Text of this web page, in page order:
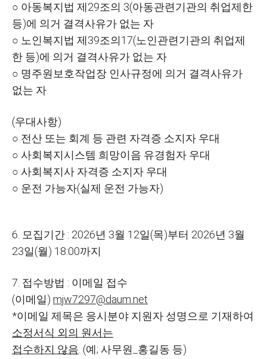
○ 아동복지법 제29조의 3(아동관련기관의 취업제한
등)에 의거 결격사유가 없는 자
○ 노인복지법 제39조의17(노인관련기관의 취업제
한 등)에 의거 결격사유가 없는 자
○ 명주원보호작업장 인사규정에 의거 결격사유가
없는 자
(우대사항)
○ 전산 또는 회계 등 관련 자격증 소지자 우대
○ 사회복지시스템 희망이음 유경험자 우대
○ 사회복지사 자격증 소지자 우대
○ 운전 가능자(실제 운전 가능자)
6. 모집기간 : 2026년 3월 12일(목)부터 2026년 3월
23일(월) 18:00까지
7. 접수방법 : 이메일 접수
(이메일) mjw7297@daum.net
*이메일 제목은 응시분야 지원자 성명으로 기재하여
소정서식 외의 원서는
접수하지 않음 . (예; 사무원 홍길동 등)